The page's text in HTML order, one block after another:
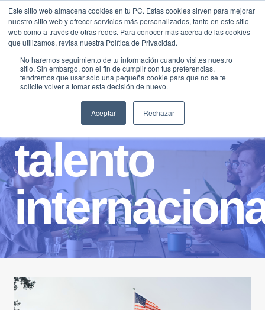
Este sitio web almacena cookies en tu PC. Estas cookies sirven para mejorar
nuestro sitio web y ofrecer servicios más personalizados, tanto en este sitio
web como a través de otras redes. Para conocer más acerca de las cookies
que utilizamos, revisa nuestra Política de Privacidad.
No haremos seguimiento de tu información cuando visites nuestro
sitio. Sin embargo, con el fin de cumplir con tus preferencias,
tendremos que usar solo una pequeña cookie para que no se te
solicite volver a tomar esta decisión de nuevo.
Aceptar Rechazar
Saltar
contenido
talento
Traducir »